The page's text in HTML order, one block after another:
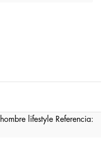
lifestyle Referencia: